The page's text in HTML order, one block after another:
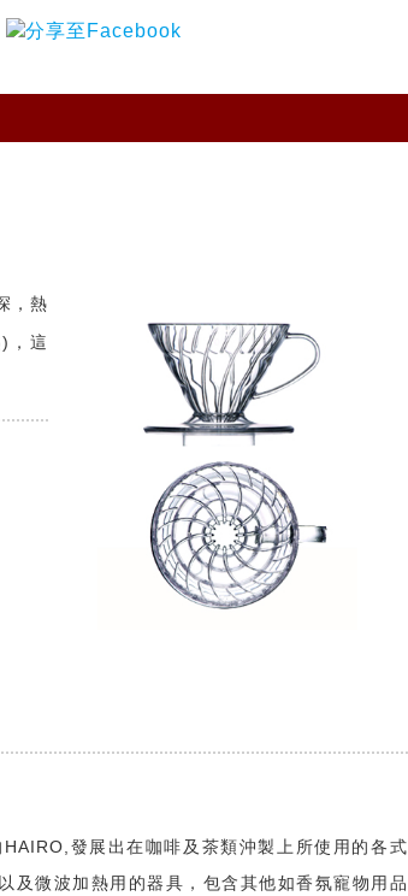
，熱
，這
發展出在咖啡及茶類沖製上所使用的各式
及微波加熱用的器具，包含其他如香氛寵物用品